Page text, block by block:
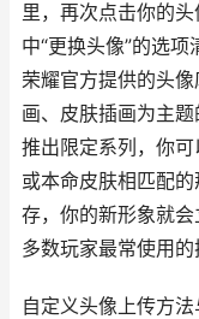
里，再次点击你的
中“更换头像”的选
荣耀官方提供的头
画、皮肤插画为主
推出限定系列，你
或本命皮肤相匹配
存，你的新形象就
多数玩家最常使用的
自定义头像上传方法